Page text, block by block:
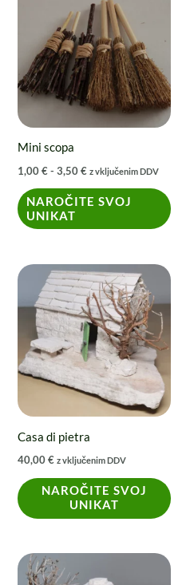
Mini scopa
1,00€ - 3,50€
prezzo:
da
1,00 €
a
3,50 €
z vključenim DDV
NAROČITE SVOJ
UNIKAT
varianti.
Le
opzioni
scelte
nella
pagina
prodotto
Casa di pietra
40,00€ z vključenim DDV
NAROČITE SVOJ
UNIKAT